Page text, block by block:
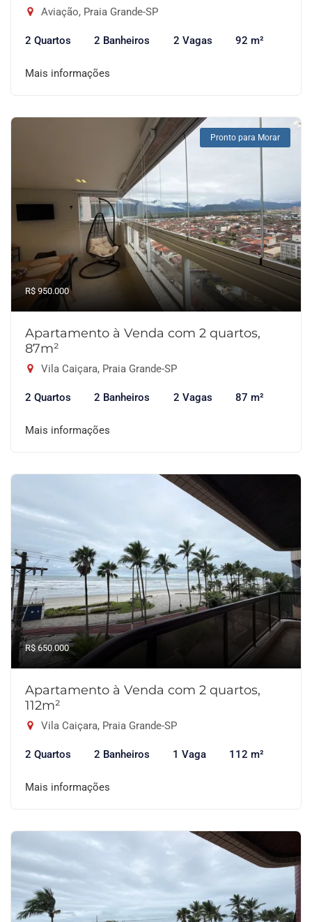
Aviação, Praia Grande-SP
2 Quartos 2 Banheiros 2 Vagas 92 m²
Mais informações
Pronto para Morar
R$ 950.000
Apartamento à Venda com 2 quartos,
87m²
Vila Caiçara, Praia Grande-SP
2 Quartos 2 Banheiros 2 Vagas 87 m²
Mais informações
R$ 650.000
Apartamento à Venda com 2 quartos,
112m²
Vila Caiçara, Praia Grande-SP
2 Quartos 2 Banheiros 1 Vaga 112 m²
Mais informações